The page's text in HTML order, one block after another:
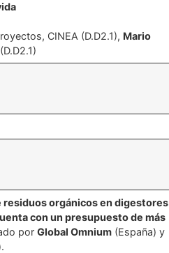
CINEA (D.D2.1), Mario
residuos orgánicos en digestores
con un presupuesto de más
por Global Omnium(España) y